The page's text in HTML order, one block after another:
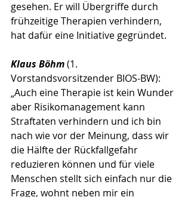
gesehen. Er will Übergriffe durch
frühzeitige Therapien verhindern,
hat dafür eine Initiative gegründet.
Klaus Böhm (1.
Vorstandsvorsitzender BIOS-BW):
„Auch eine Therapie ist kein Wunder
aber Risikomanagement kann
Straftaten verhindern und ich bin
nach wie vor der Meinung, dass wir
die Hälfte der Rückfallgefahr
reduzieren können und für viele
Menschen stellt sich einfach nur die
Frage, wohnt neben mir ein